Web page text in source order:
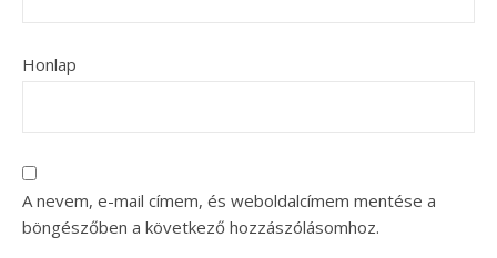
Honlap
A nevem, e-mail címem, és weboldalcímem mentése a
böngészőben a következő hozzászólásomhoz.